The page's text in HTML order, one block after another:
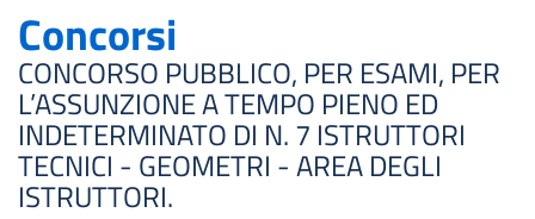
Concorsi
CONCORSO PUBBLICO, PER ESAMI, PER
L’ASSUNZIONE A TEMPO PIENO ED
INDETERMINATO DI N. 7 ISTRUTTORI
TECNICI - GEOMETRI - AREA DEGLI
ISTRUTTORI.